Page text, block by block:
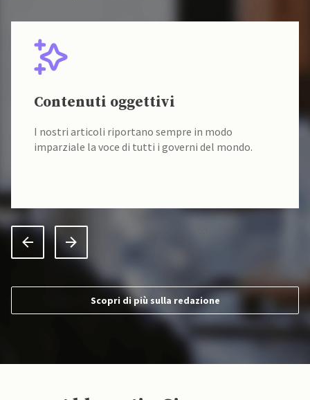
Contenuti oggettivi
I nostri articoli riportano sempre in modo
imparziale la voce di tutti i governi del mondo.
Scopri di più sulla redazione